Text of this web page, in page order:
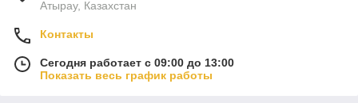
Атырау, Казахстан
Контакты
Сегодня работает с 09:00 до 13:00
Показать весь график работы